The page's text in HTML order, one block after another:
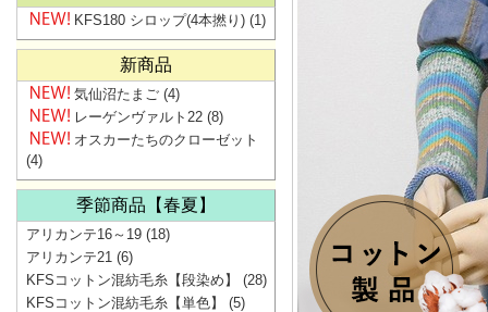
KFS180 シロップ(4本撚り) (1)
新商品
気仙沼たまご (4)
レーゲンヴァルト22 (8)
オスカーたちのクローゼット
(4)
季節商品【春夏】
アリカンテ16～19 (18)
アリカンテ21 (6)
KFSコットン混紡毛糸【段染め】
(28)
KFSコットン混紡毛糸【単色】
(5)